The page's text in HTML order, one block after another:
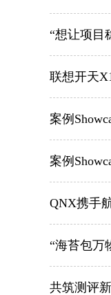
“想让项目
联想开天
案例
案例
QNX携手
“海苔包万
共筑测评